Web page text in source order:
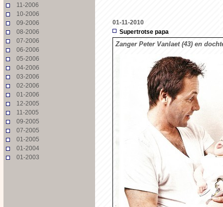
11-2006
10-2006
09-2006
08-2006
07-2006
06-2006
05-2006
04-2006
03-2006
02-2006
01-2006
12-2005
11-2005
09-2005
07-2005
01-2005
01-2004
01-2003
01-11-2010
Supertrotse papa
Zanger Peter Vanlaet (43) en